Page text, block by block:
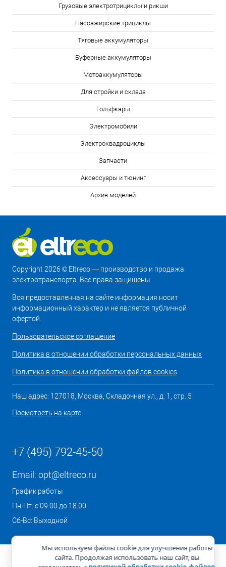
Грузовые электротрициклы и рикши
Пассажирские трициклы
Тяговые аккумуляторы
Буферные аккумуляторы
Мотоаккумуляторы
Для стройки и склада
Гольфкары
Электромобили
Электроквадроциклы
Запчасти
Аксессуары и тюнинг
Архив моделей
Copyright 2026 © Eltreco — производство и продажа
электротранспорта. Все права защищены.
Вся предоставленная на сайте информация носит
информационный характер и не является публичной
офертой.
Пользовательское соглашение
Политика в отношении обработки персональных данных
Политика в отношении обработки файлов cookies
Наш адрес: 127018, Москва, Складочная ул., д. 1, стр. 5
Посмотреть на карте
+7 (495) 792-45-50
Email: opt@eltreco.ru
График работы
Пн-Пт: с 09:00 до 18:00
Сб-Вс: Выходной
Мы используем файлы cookie для улучшения работы
сайта. Продолжая использовать наш сайт, вы